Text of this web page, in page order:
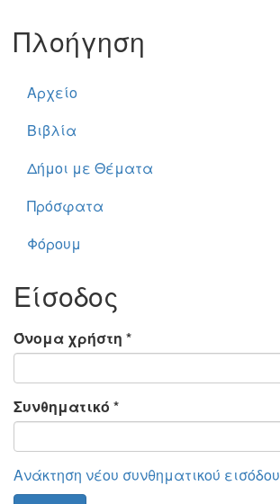
Πλοήγηση
Αρχείο
Βιβλία
Δήμοι με Θέματα
Πρόσφατα
Φόρουμ
Είσοδος
Όνομα χρήστη *
Συνθηματικό *
Ανάκτηση νέου συνθηματικού εισόδου